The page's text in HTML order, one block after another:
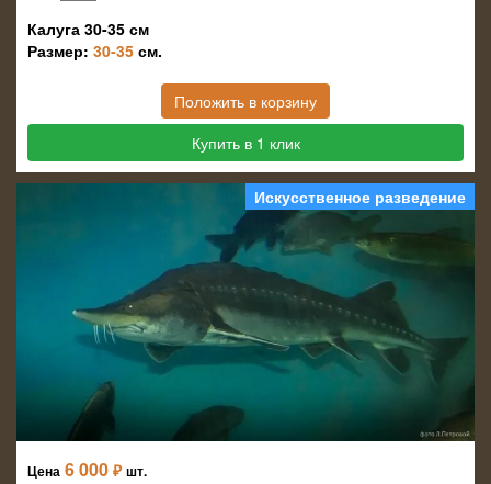
Калуга 30-35 см
Размер: 30-35 см.
Положить в корзину
Купить в 1 клик
Искусственное разведение
Цена 6 000 ₽ шт.